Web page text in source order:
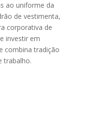
ao uniforme da
de vestimenta,
corporativa de
investir em
combina tradição
trabalho.